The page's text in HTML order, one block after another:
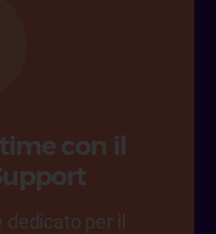
con il
per il